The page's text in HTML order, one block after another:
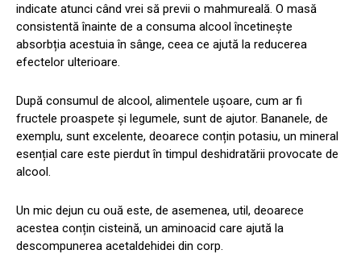
indicate atunci când vrei să previi o mahmureală. O masă
consistentă înainte de a consuma alcool încetinește
absorbția acestuia în sânge, ceea ce ajută la reducerea
efectelor ulterioare.
După consumul de alcool, alimentele ușoare, cum ar fi
fructele proaspete și legumele, sunt de ajutor. Bananele, de
exemplu, sunt excelente, deoarece conțin potasiu, un mineral
esențial care este pierdut în timpul deshidratării provocate de
alcool.
Un mic dejun cu ouă este, de asemenea, util, deoarece
acestea conțin cisteină, un aminoacid care ajută la
descompunerea acetaldehidei din corp.